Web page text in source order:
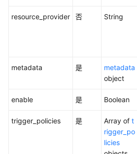
（阿
比
域）
resource_provider 否 String
metadata 是
metadata
object
enable 是 Boolean
trigger_policies 是 Array of t
rigger_po
licies